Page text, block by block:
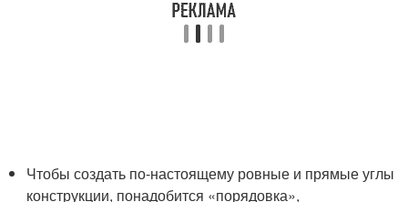
Чтобы создать по-настоящему ровные и прямые углы
конструкции, понадобится «порядовка»,